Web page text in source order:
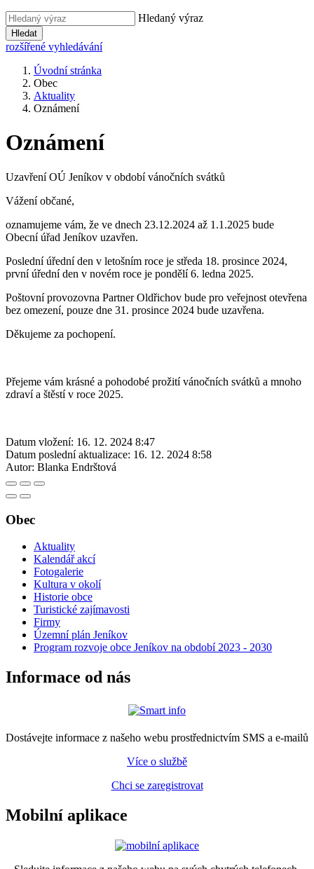
Hledaný výraz
Hledat
rozšířené vyhledávání
Úvodní stránka
Obec
Aktuality
Oznámení
Oznámení
Uzavření OÚ Jeníkov v období vánočních svátků
Vážení občané,
oznamujeme vám, že ve dnech 23.12.2024 až 1.1.2025 bude
Obecní úřad Jeníkov uzavřen.
Poslední úřední den v letošním roce je středa 18. prosince 2024,
první úřední den v novém roce je pondělí 6. ledna 2025.
Poštovní provozovna Partner Oldřichov bude pro veřejnost otevřena
bez omezení, pouze dne 31. prosince 2024 bude uzavřena.
Děkujeme za pochopení.
Přejeme vám krásné a pohodobé prožití vánočních svátků a mnoho
zdraví a štěstí v roce 2025.
Datum vložení: 16. 12. 2024 8:47
Datum poslední aktualizace: 16. 12. 2024 8:58
Autor: Blanka Endrštová
Obec
Aktuality
Kalendář akcí
Fotogalerie
Kultura v okolí
Historie obce
Turistické zajímavosti
Firmy
Územní plán Jeníkov
Program rozvoje obce Jeníkov na období 2023 - 2030
Informace od nás
Dostávejte informace z našeho webu prostřednictvím SMS a e-mailů
Více o službě
Chci se zaregistrovat
Mobilní aplikace